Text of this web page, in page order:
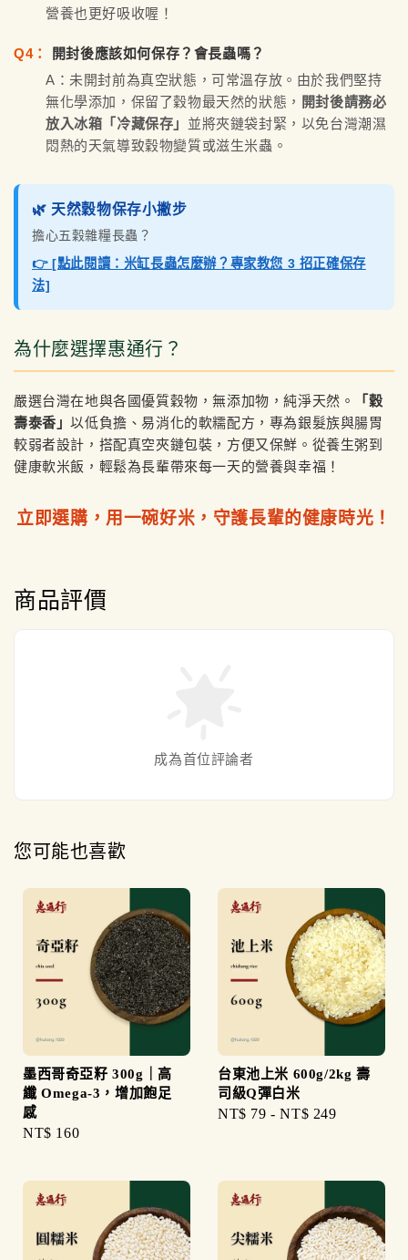
營養也更好吸收喔！
Q4：
開封後應該如何保存？會長蟲嗎？
A：未開封前為真空狀態，可常溫存放。由於我們堅持
無化學添加，保留了穀物最天然的狀態， 開封後請務必
放入冰箱「冷藏保存」 並將夾鏈袋封緊，以免台灣潮濕
悶熱的天氣導致穀物變質或滋生米蟲。
🌿 天然穀物保存小撇步
擔心五穀雜糧長蟲？
👉 [點此閱讀：米缸長蟲怎麼辦？專家教您 3 招正確保存
法]
為什麼選擇惠通行？
嚴選台灣在地與各國優質穀物，無添加物，純淨天然。
「穀
壽泰香」以低負擔、易消化的軟糯配方，專為銀髮族與腸胃
較弱者設計，搭配真空夾鏈包裝，方便又保鮮。從養生粥到
健康軟米飯，輕鬆為長輩帶來每一天的營養與幸福！
立即選購，用一碗好米，守護長輩的健康時光！
商品評價
成為首位評論者
您可能也喜歡
墨西哥奇亞籽 300g｜高
纖 Omega-3，增加飽足
感
Regular
NT$ 160
台東池上米 600g/2kg 壽
司級Q彈白米
Regular
NT$ 79 -NT$ 249